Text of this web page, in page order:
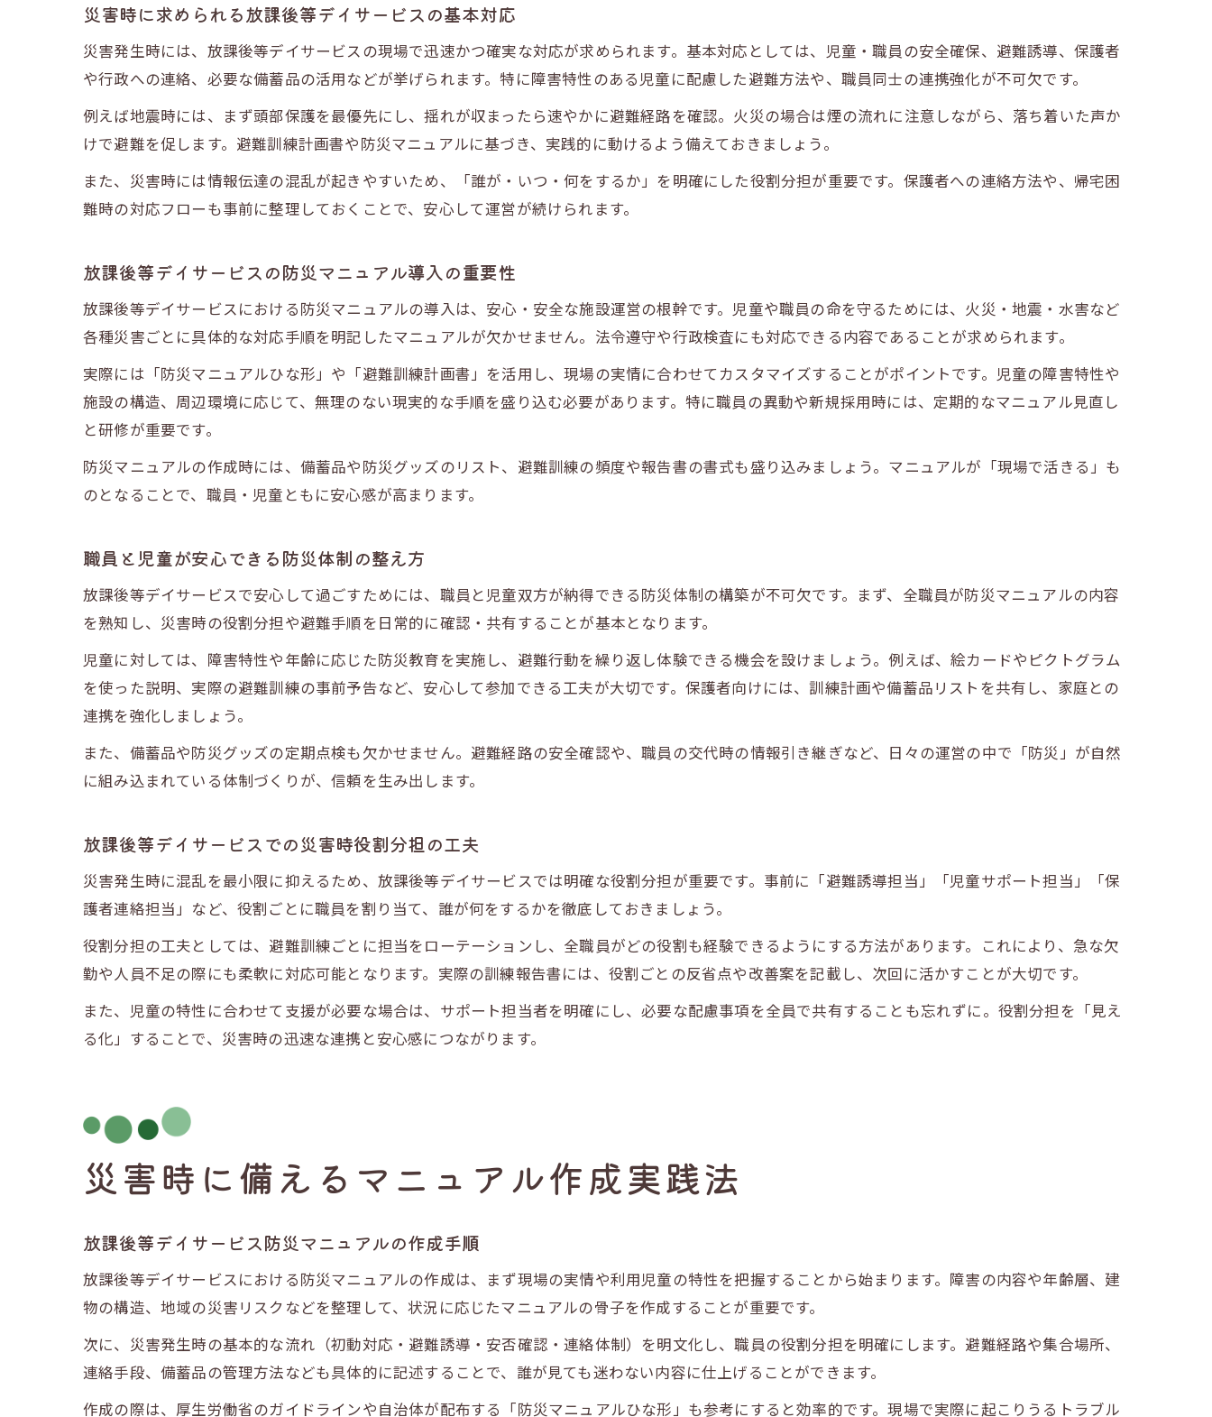
備蓄品管理のポイントと適切な保管方法
放課後等デイサービスでの災害時備蓄体制の整備
児童の特性に合わせた防災用品の工夫事例
日常点検で防災グッズの安全性を維持する方法
毎月実施する避難訓練の効果的な進め方
放課後等デイサービスで毎月避難訓練を行う意義
訓練内容を定期的に見直す重要性と方法
児童の理解を深めるための訓練工夫事例
放課後等デイサービスで保護者と連携した訓練実施
法令順守と安全確保を叶える体制作りの秘訣
防災対応で守るべき法令と現場の実践例
放課後等デイサービスの防災意識向上研修の重要性
災害時に求められる放課後等デイサービスの基本対応
災害発生時には、放課後等デイサービスの現場で迅速かつ確実な対応が求められます。基本対応としては、児童・職員の安全確保、避難誘導、保護者
や行政への連絡、必要な備蓄品の活用などが挙げられます。特に障害特性のある児童に配慮した避難方法や、職員同士の連携強化が不可欠です。
例えば地震時には、まず頭部保護を最優先にし、揺れが収まったら速やかに避難経路を確認。火災の場合は煙の流れに注意しながら、落ち着いた声か
けで避難を促します。避難訓練計画書や防災マニュアルに基づき、実践的に動けるよう備えておきましょう。
また、災害時には情報伝達の混乱が起きやすいため、「誰が・いつ・何をするか」を明確にした役割分担が重要です。保護者への連絡方法や、帰宅困
難時の対応フローも事前に整理しておくことで、安心して運営が続けられます。
放課後等デイサービスの防災マニュアル導入の重要性
放課後等デイサービスにおける防災マニュアルの導入は、安心・安全な施設運営の根幹です。児童や職員の命を守るためには、火災・地震・水害など
各種災害ごとに具体的な対応手順を明記したマニュアルが欠かせません。法令遵守や行政検査にも対応できる内容であることが求められます。
実際には「防災マニュアルひな形」や「避難訓練計画書」を活用し、現場の実情に合わせてカスタマイズすることがポイントです。児童の障害特性や
施設の構造、周辺環境に応じて、無理のない現実的な手順を盛り込む必要があります。特に職員の異動や新規採用時には、定期的なマニュアル見直し
と研修が重要です。
防災マニュアルの作成時には、備蓄品や防災グッズのリスト、避難訓練の頻度や報告書の書式も盛り込みましょう。マニュアルが「現場で活きる」も
のとなることで、職員・児童ともに安心感が高まります。
職員と児童が安心できる防災体制の整え方
放課後等デイサービスで安心して過ごすためには、職員と児童双方が納得できる防災体制の構築が不可欠です。まず、全職員が防災マニュアルの内容
を熟知し、災害時の役割分担や避難手順を日常的に確認・共有することが基本となります。
児童に対しては、障害特性や年齢に応じた防災教育を実施し、避難行動を繰り返し体験できる機会を設けましょう。例えば、絵カードやピクトグラム
を使った説明、実際の避難訓練の事前予告など、安心して参加できる工夫が大切です。保護者向けには、訓練計画や備蓄品リストを共有し、家庭との
連携を強化しましょう。
また、備蓄品や防災グッズの定期点検も欠かせません。避難経路の安全確認や、職員の交代時の情報引き継ぎなど、日々の運営の中で「防災」が自然
に組み込まれている体制づくりが、信頼を生み出します。
放課後等デイサービスでの災害時役割分担の工夫
災害発生時に混乱を最小限に抑えるため、放課後等デイサービスでは明確な役割分担が重要です。事前に「避難誘導担当」「児童サポート担当」「保
護者連絡担当」など、役割ごとに職員を割り当て、誰が何をするかを徹底しておきましょう。
役割分担の工夫としては、避難訓練ごとに担当をローテーションし、全職員がどの役割も経験できるようにする方法があります。これにより、急な欠
勤や人員不足の際にも柔軟に対応可能となります。実際の訓練報告書には、役割ごとの反省点や改善案を記載し、次回に活かすことが大切です。
また、児童の特性に合わせて支援が必要な場合は、サポート担当者を明確にし、必要な配慮事項を全員で共有することも忘れずに。役割分担を「見え
る化」することで、災害時の迅速な連携と安心感につながります。
災害時に備えるマニュアル作成実践法
放課後等デイサービス防災マニュアルの作成手順
放課後等デイサービスにおける防災マニュアルの作成は、まず現場の実情や利用児童の特性を把握することから始まります。障害の内容や年齢層、建
物の構造、地域の災害リスクなどを整理して、状況に応じたマニュアルの骨子を作成することが重要です。
次に、災害発生時の基本的な流れ（初動対応・避難誘導・安否確認・連絡体制）を明文化し、職員の役割分担を明確にします。避難経路や集合場所、
連絡手段、備蓄品の管理方法なども具体的に記述することで、誰が見ても迷わない内容に仕上げることができます。
作成の際は、厚生労働省のガイドラインや自治体が配布する「防災マニュアルひな形」も参考にすると効率的です。現場で実際に起こりうるトラブル